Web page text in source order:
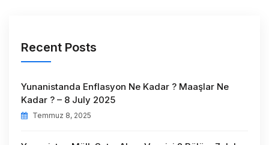
Recent Posts
Yunanistanda Enflasyon Ne Kadar ? Maaşlar Ne
Kadar ? – 8 July 2025
Temmuz 8, 2025